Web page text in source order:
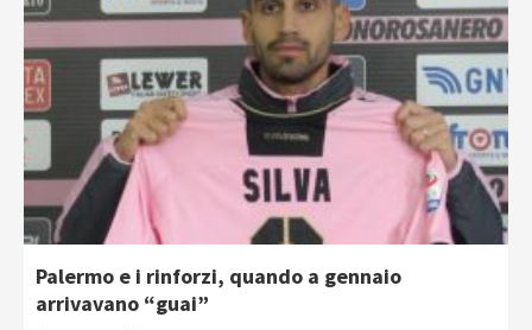
Palermo e i rinforzi, quando a gennaio
arrivavano “guai”